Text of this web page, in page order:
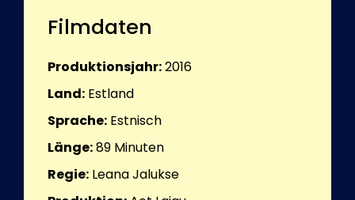
Filmdaten
Produktionsjahr:2016
Land: Estland
Sprache: Estnisch
Länge:89 Minuten
Regie: Leana Jalukse